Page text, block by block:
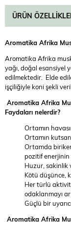
ÜRÜN
Aromatika Afrika
Aromatika Afrika
yağı, doğal esansiyel
edilmektedir. Elde
işçiliğiyle koni şekli
Aromatika Afrika
Faydaları nelerdir?
Ortamın
Ortamın
Ortamda
pozitif enerjinin
Huzur, sakinlik
Kötü düşünce,
Her türlü
odaklanmayı
Güçlü bir
Aromatika Afrika